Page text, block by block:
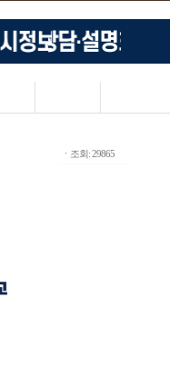
ㆍ조회: 29865